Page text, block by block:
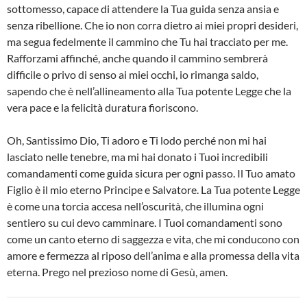
sottomesso, capace di attendere la Tua guida senza ansia e
senza ribellione. Che io non corra dietro ai miei propri desideri,
ma segua fedelmente il cammino che Tu hai tracciato per me.
Rafforzami affinché, anche quando il cammino sembrerà
difficile o privo di senso ai miei occhi, io rimanga saldo,
sapendo che è nell’allineamento alla Tua potente Legge che la
vera pace e la felicità duratura fioriscono.
Oh, Santissimo Dio, Ti adoro e Ti lodo perché non mi hai
lasciato nelle tenebre, ma mi hai donato i Tuoi incredibili
comandamenti come guida sicura per ogni passo. Il Tuo amato
Figlio è il mio eterno Principe e Salvatore. La Tua potente Legge
è come una torcia accesa nell’oscurità, che illumina ogni
sentiero su cui devo camminare. I Tuoi comandamenti sono
come un canto eterno di saggezza e vita, che mi conducono con
amore e fermezza al riposo dell’anima e alla promessa della vita
eterna. Prego nel prezioso nome di Gesù, amen.